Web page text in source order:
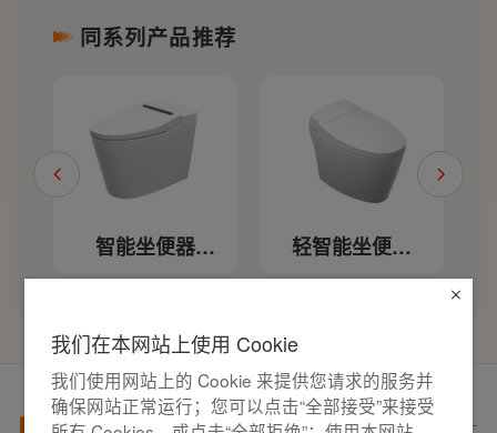
同系列产品推荐
智能坐便器
LZ1115M/LZ1115L
轻智能坐便器
LZ1114M/L
产品百科
我们在本网站上使用 Cookie
我们使用网站上的 Cookie 来提供您请求的服务并
确保网站正常运行；您可以点击“全部接受”来接受